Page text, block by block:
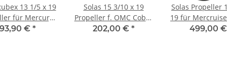
13 1/5 x 19
für Mercury
100 115 3-Blatt
€ *
Solas 15 3/10 x 19
Propeller f. OMC Cobra
King Cobra & Model
202,00 € *
Solas Propeller
19 für
2 Two 19
499,00 €